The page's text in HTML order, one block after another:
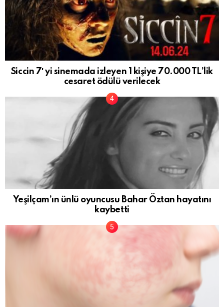
Siccin 7′ yi sinemada izleyen 1 kişiye 70.000 TL’lik
cesaret ödülü verilecek
Yeşilçam’ın ünlü oyuncusu Bahar Öztan hayatını
kaybetti